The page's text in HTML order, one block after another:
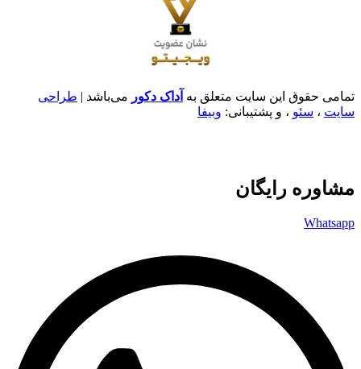
تمامی حقوق این سایت متعلق به آداک دکور می‌باشد | طراحی
سایت ، سئو ، و پشتیبانی: وبیفا
مشاوره رایگان
Whatsapp